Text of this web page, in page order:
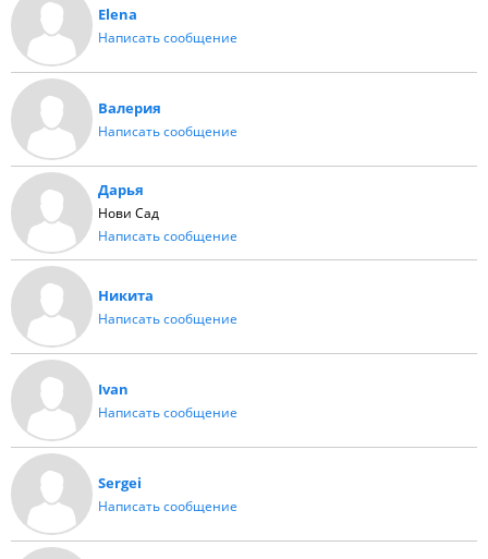
Elena
Написать сообщение
Валерия
Написать сообщение
Дарья
Нови Сад
Написать сообщение
Никита
Написать сообщение
Ivan
Написать сообщение
Sergei
Написать сообщение